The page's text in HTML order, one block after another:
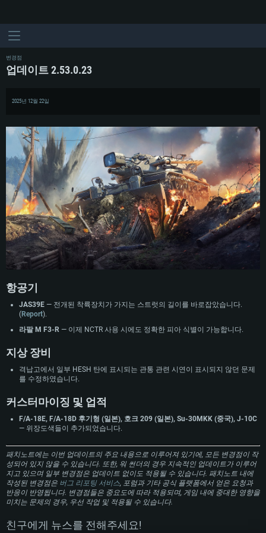
시스템 요구사항
PC
MAC
Linux
최소사양
운영체제: Windows 10 (64 bit)
메모리: 4GB
그래픽 카드: DirectX 11 이상을 지원하는 AMD Radeon 77XX / NVIDIA
네트워크: 브로드밴드 인터넷
여유 저장 공간: 22.1 GB (최소 클라이언트)
프로세서: Intel Core i5 또는 Ryzen 5 3600 이상
그래픽 카드: DirectX 11 이상을 지원하는 Nvidia GeForce 1060, 또는 AMD RX
570 혹은 그 이상
네트워크: 브로드밴드 인터넷
여유 저장 공간: 62.2 GB (전체 클라이언트)
최소사양
운영체제: Mac OS Big Sur 11.0
메모리: 6 GB
그래픽 카드: Metal 을 지원하는 Intel Iris Pro 5200 (Mac), 혹은 이와 비슷한 성
네트워크: 브로드밴드 인터넷
여유 저장 공간: 22.1 GB (최소 클라이언트)
프로세서: Core i7 (Intel Xeon 은 지원하지 않습니다)
그래픽 카드: Metal을 지원하는 Radeon Vega II 이상
네트워크: 브로드밴드 인터넷
여유 저장 공간: 62.2 GB (전체 클라이언트)
최소사양
운영체제: 64bit Linux 중 최신 버전
메모리: 4 GB
그래픽 카드: Vulkan 을 지원하고, 최신 그래픽 드라이버를 지원하는 NVIDIA
원하는 AMD (6개월 미만; 최소사양 지원 해상도 720p)
여유 저장 공간: 22.1 GB (최소 클라이언트)
권장 사양
운영체제: Ubuntu 20.04 64bit
메모리: 16 GB
그래픽 카드: Vulkan 을 지원하고, 최신 그래픽 드라이버를 지원하는 NVIDIA
1060 (6개월 미만) 혹은 그와 동급의 성능을 가지며 최신 그래픽 드라이버를
지원하는 AMD RX 570 (6개월 미만; 최소사양 지원 해상도 720p) 이상
네트워크: 브로드밴드 인터넷
변경점
업데이트 2.53.0.23
2025년 12월 22일
항공기
JAS39E — 전개된 착륙장치가 가지는 스트럿의 길이를 바로잡았습니다.
(Report).
라팔 M F3-R — 이제 NCTR 사용 시에도 정확한 피아 식별이 가능합니다.
지상 장비
격납고에서 일부 HESH 탄에 표시되는 관통 관련 시연이 표시되지 않던 문제
를 수정하였습니다.
커스터마이징 및 업적
F/A-18E, F/A-18D 후기형 (일본), 호크 209 (일본), Su-30MKK (중국), J-10C
— 위장도색들이 추가되었습니다.
패치노트에는 이번 업데이트의 주요 내용으로 이루어져 있기에, 모든 변경점이 작
성되어 있지 않을 수 있습니다. 또한, 워 썬더의 경우 지속적인 업데이트가 이루어
지고 있으며 일부 변경점은 업데이트 없이도 적용될 수 있습니다. 패치노트 내에
작성된 변경점은 버그 리포팅 서비스, 포럼과 기타 공식 플랫폼에서 얻은 요청과
반응이 반영됩니다. 변경점들은 중요도에 따라 적용되며, 게임 내에 중대한 영향을
미치는 문제의 경우, 우선 작업 및 적용될 수 있습니다.
친구에게 뉴스를 전해주세요!